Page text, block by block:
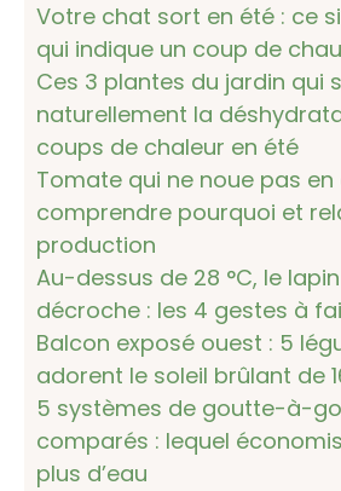
Votre chat sort en été : ce
qui indique un coup de
Ces 3 plantes du jardin qui
naturellement la
coups de chaleur en été
Tomate qui ne noue pas en
comprendre pourquoi et
production
Au-dessus de 28 °C, le
décroche : les 4 gestes à
Balcon exposé ouest : 5
adorent le soleil brûlant de
5 systèmes de goutte-à-
comparés : lequel
plus d’eau